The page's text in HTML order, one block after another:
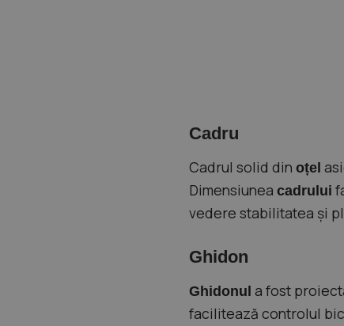
Cadru
Cadrul solid din oțel
Dimensiunea cadrului
vedere stabilitatea și
Ghidon
Ghidonul a fost
facilitează controlul